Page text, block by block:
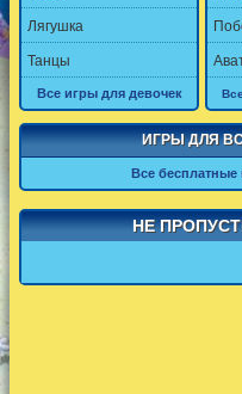
Лягушка
Танцы
Все игры для девочек
ИГРЫ ДЛЯ
Все бесплатные
НЕ